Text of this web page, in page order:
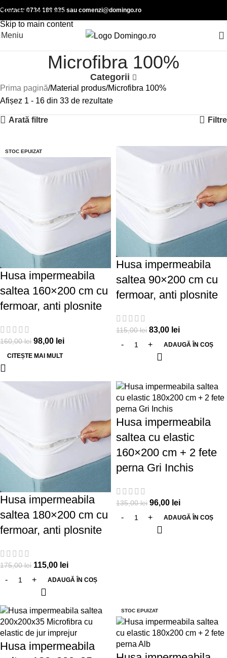
Skip to navigation
Skip to main content
Contact: 0734 189 935 sau comenzi@domingo.ro
Meniu
Microfibra 100%
Categorii
Prima pagină Material produs Microfibra 100%
Afișez 1 - 16 din 33 de rezultate
Arată filtre Filtre
STOC EPUIZAT
Husa impermeabila
saltea 160×200 cm cu
fermoar, anti plosnite
160,00lei 98,00 lei
CITEȘTE MAI MULT
Husa impermeabila
saltea 90×200 cm cu
fermoar, anti plosnite
115,00lei 83,00 lei
ADAUGĂ ÎN COȘ
Husa impermeabila
saltea 180×200 cm cu
fermoar, anti plosnite
175,00lei 115,00 lei
ADAUGĂ ÎN COȘ
Husa impermeabila
saltea cu elastic
160×200 cm + 2 fete
perna Gri Inchis
135,00lei 96,00 lei
ADAUGĂ ÎN COȘ
Husa impermeabila
STOC EPUIZAT